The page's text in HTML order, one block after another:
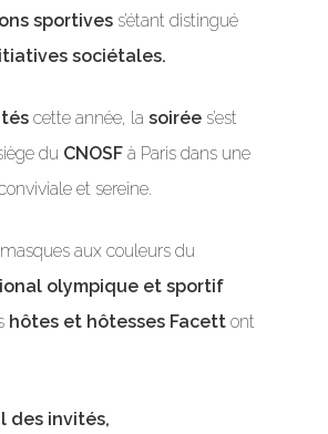
sportives s’étant distingué
sociétales.
cette année, la soirée s’est
du CNOSF à Paris dans une
et sereine.
aux couleurs du
olympique et sportif
hôtes et hôtesses Facett ont
des invités,